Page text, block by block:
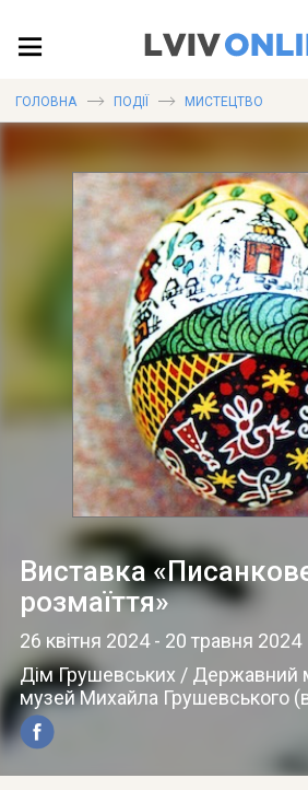
ЛОКАЦІЇ
ПУБЛІКАЦІЇ
ДОВІДКА
ГОЛОВНА ПОДІЇ МИСТЕЦТВО
Виставка
розмаїття»
26 квітня 2024- 20 травня 2024
Дім Грушевських / Державний
музей Михайла Грушевського (